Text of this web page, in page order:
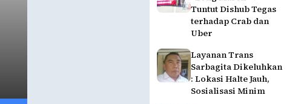
Tuntut Dishub Tegas
terhadap Crab dan
Uber
Layanan Trans
Sarbagita Dikeluhkan
: Lokasi Halte Jauh,
Sosialisasi Minim